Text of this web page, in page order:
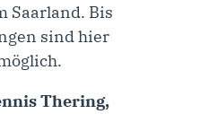
Saarland. Bis
sind hier
Thering,